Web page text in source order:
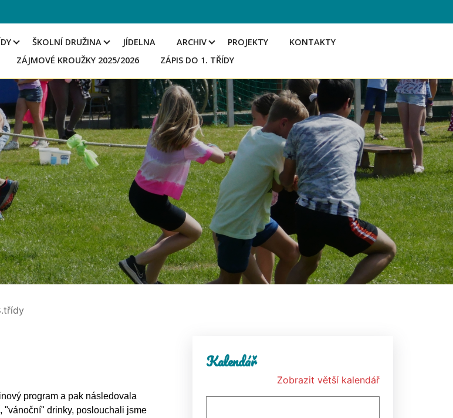
ŠKOLNÍ DRUŽINA JÍDELNA ARCHIV PROJEKTY
KONTAKTY
ZÁJMOVÉ KROUŽKY 2025/2026 ZÁPIS DO 1. TŘÍDY
program a pak následovala
"vánoční" drinky, poslouchali jsme
Kalendář
Zobrazit větší kalendář